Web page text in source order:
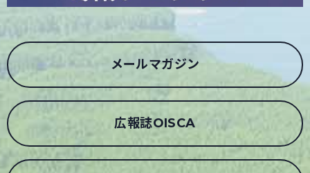
メールマガジン
広報誌OISCA